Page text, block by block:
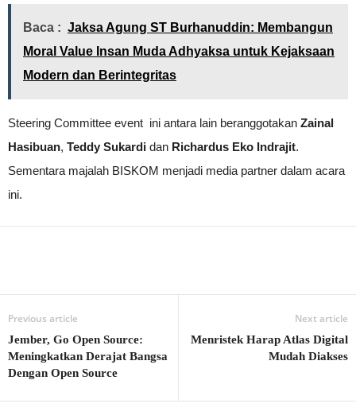
Baca : Jaksa Agung ST Burhanuddin: Membangun
Moral Value Insan Muda Adhyaksa untuk Kejaksaan
Modern dan Berintegritas
Steering Committee event ini antara lain beranggotakan Zainal
Hasibuan, Teddy Sukardi dan Richardus Eko Indrajit.
Sementara majalah BISKOM menjadi media partner dalam acara
ini.
Previous article
Jember, Go Open Source:
Meningkatkan Derajat Bangsa
Dengan Open Source
Next article
Menristek Harap Atlas Digital
Mudah Diakses